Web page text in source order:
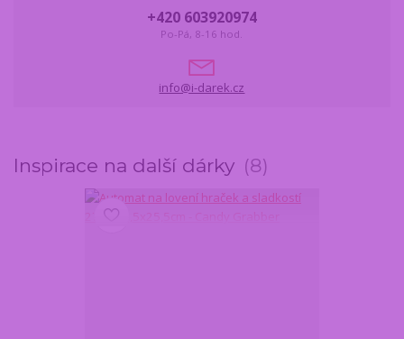
+420 603920974
Po-Pá, 8-16 hod.
info@i-darek.cz
Inspirace na další dárky 8